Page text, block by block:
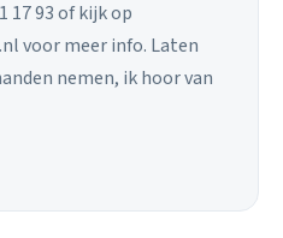
17 93 of kijk op
voor meer info. Laten
nemen, ik hoor van